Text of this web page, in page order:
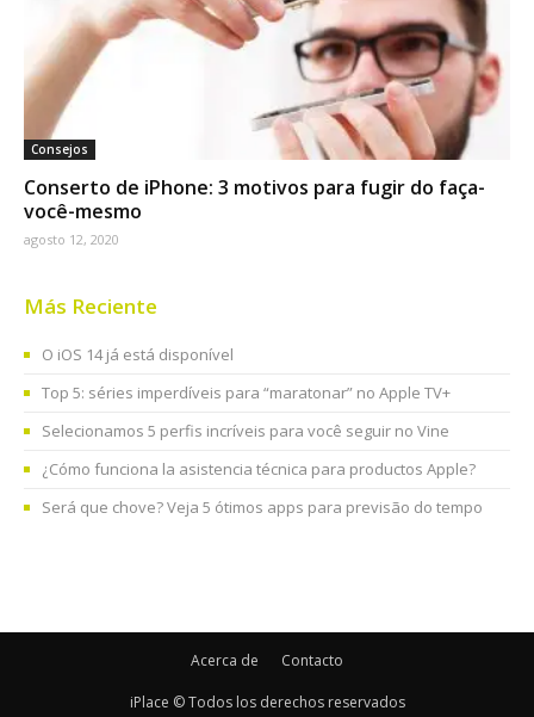
Consejos
Conserto de iPhone: 3 motivos para fugir do faça-
você-mesmo
agosto 12, 2020
Más Reciente
O iOS 14 já está disponível
Top 5: séries imperdíveis para “maratonar” no Apple TV+
Selecionamos 5 perfis incríveis para você seguir no Vine
¿Cómo funciona la asistencia técnica para productos Apple?
Será que chove? Veja 5 ótimos apps para previsão do tempo
Acerca de Contacto
iPlace © Todos los derechos reservados